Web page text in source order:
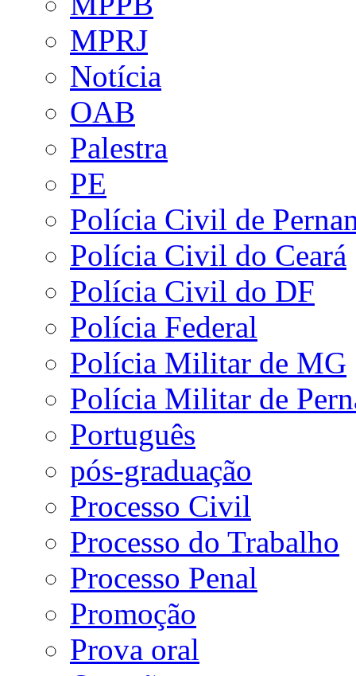
MPRJ
Notícia
OAB
Palestra
PE
Polícia Civil de
Polícia Civil do Ceará
Polícia Civil do DF
Polícia Federal
Polícia Militar de MG
Polícia Militar de
Português
pós-graduação
Processo Civil
Processo do Trabalho
Processo Penal
Promoção
Prova oral